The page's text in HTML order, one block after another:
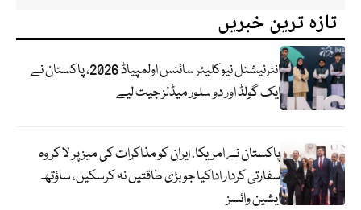
تازہ ترین خبریں
انٹرنیشنل نیوکلیئر سائنس اولمپیاڈ 2026، پاکستان نے
ایک گولڈ اور دو سلور میڈلز جیت لیے
پاکستان نے امریکا، ایران کو مذاکرات کی میز پر لا کر وہ
سفارتی کردار اداکیا جو بڑی طاقتیں نہ کرسکیں، ساؤتھ
ایشین وائسز